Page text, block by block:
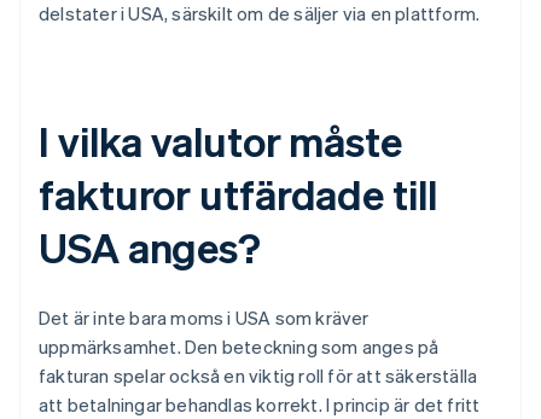
delstater i USA, särskilt om de säljer via en plattform.
I vilka valutor måste
fakturor utfärdade till
USA anges?
Det är inte bara moms i USA som kräver
uppmärksamhet. Den beteckning som anges på
fakturan spelar också en viktig roll för att säkerställa
att betalningar behandlas korrekt. I princip är det fritt